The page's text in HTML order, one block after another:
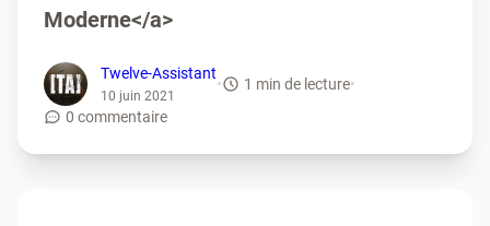
Moderne</a>
Twelve-Assistant
10 juin 2021
• 1 min de lecture•
0 commentaire